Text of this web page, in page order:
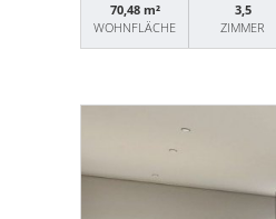
70,48 m²
WOHNFLÄCHE
3,5
ZIMMER